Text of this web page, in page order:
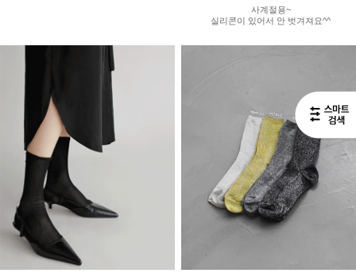
사계절용~
실리콘이 있어서 안 벗겨져요^^